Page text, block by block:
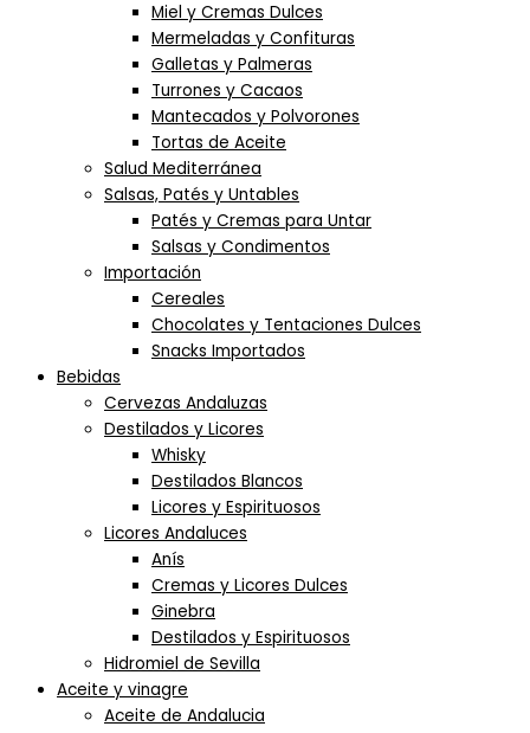
Miel y Cremas Dulces
Mermeladas y Confituras
Galletas y Palmeras
Turrones y Cacaos
Mantecados y Polvorones
Tortas de Aceite
Salud Mediterránea
Salsas, Patés y Untables
Patés y Cremas para Untar
Salsas y Condimentos
Importación
Cereales
Chocolates y Tentaciones Dulces
Snacks Importados
Bebidas
Cervezas Andaluzas
Destilados y Licores
Whisky
Destilados Blancos
Licores y Espirituosos
Licores Andaluces
Anís
Cremas y Licores Dulces
Ginebra
Destilados y Espirituosos
Hidromiel de Sevilla
Aceite y vinagre
Aceite de Andalucia